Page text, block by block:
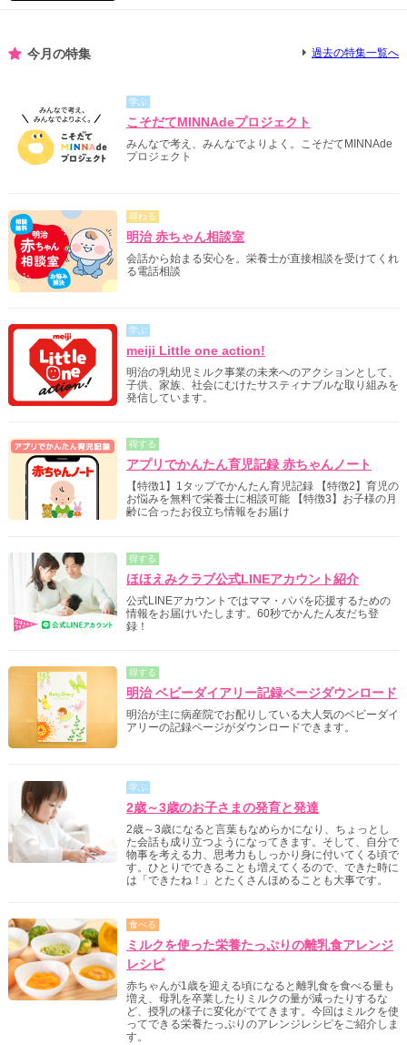
今月の特集 過去の特集一覧へ
学ぶ
こそだてMINNAdeプロジェクト
みんなで考え、みんなでよりよく。こそだてMINNAde
プロジェクト
尋ねる
明治 赤ちゃん相談室
会話から始まる安心を。栄養士が直接相談を受けてくれ
る電話相談
学ぶ
meiji Little one action!
明治の乳幼児ミルク事業の未来へのアクションとして、
子供、家族、社会にむけたサスティナブルな取り組みを
発信しています。
得する
アプリでかんたん育児記録 赤ちゃんノート
【特徴1】1タップでかんたん育児記録 【特徴2】育児の
お悩みを無料で栄養士に相談可能 【特徴3】お子様の月
齢に合ったお役立ち情報をお届け
得する
ほほえみクラブ公式LINEアカウント紹介
公式LINEアカウントではママ・パパを応援するための
情報をお届けいたします。60秒でかんたん友だち登
録！
得する
明治 ベビーダイアリー記録ページダウンロード
明治が主に病産院でお配りしている大人気のベビーダイ
アリーの記録ページがダウンロードできます。
学ぶ
2歳～3歳のお子さまの発育と発達
2歳～3歳になると言葉もなめらかになり、ちょっとし
た会話も成り立つようになってきます。そして、自分で
物事を考える力、思考力もしっかり身に付いてくる頃で
す。ひとりでできることも増えてくるので、できた時に
は「できたね！」とたくさんほめることも大事です。
食べる
ミルクを使った栄養たっぷりの離乳食アレンジ
レシピ
赤ちゃんが1歳を迎える頃になると離乳食を食べる量も
増え、母乳を卒業したりミルクの量が減ったりするな
ど、授乳の様子に変化がでてきます。今回はミルクを使
ってできる栄養たっぷりのアレンジレシピをご紹介しま
す。